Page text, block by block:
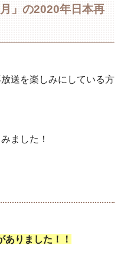
」の2020年日本再
送を楽しみにしている方
ました！
ありました！！